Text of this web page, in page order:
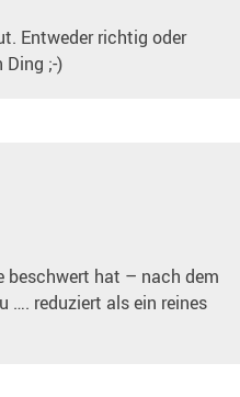
Entweder richtig oder
;-)
beschwert hat – nach dem
…. reduziert als ein reines